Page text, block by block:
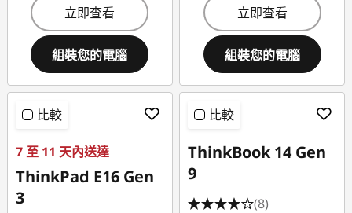
立即查看
組裝您的電腦
立即查看
組裝您的電腦
比較
7 至 11 天內送達
ThinkPad E16 Gen
3
比較
ThinkBook 14 Gen
9
(8)